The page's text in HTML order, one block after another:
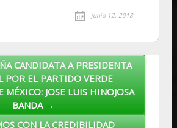
junio 12, 2018
CANDIDATA A PRESIDENTA
POR EL PARTIDO VERDE
MÉXICO: JOSE LUIS HINOJOSA
BANDA →
CON LA CREDIBILIDAD